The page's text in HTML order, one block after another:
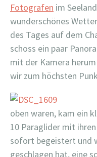
Fotografen im
wunderschönes
des Tages auf dem
schoss ein paar
mit der Kamera
wir zum höchsten
oben waren, kam ein
10 Paraglider mit
sofort begeistert und
geschlagen hat, eine